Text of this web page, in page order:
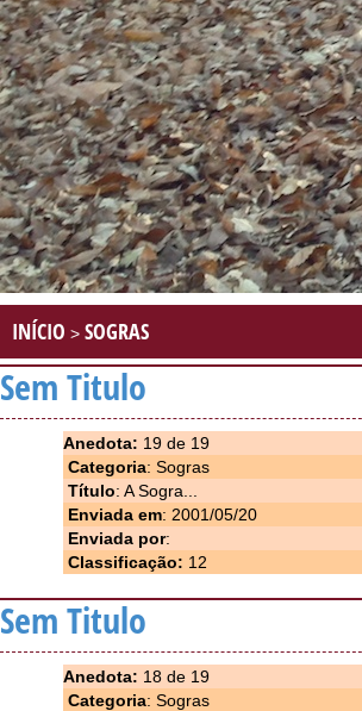
INÍCIO > SOGRAS
Sem Titulo
Anedota: 19 de 19
Categoria: Sogras
Título: A Sogra...
Enviada em: 2001/05/20
Enviada por:
Classificação: 12
Sem Titulo
Anedota: 18 de 19
Categoria: Sogras